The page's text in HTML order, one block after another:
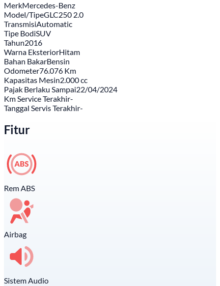
MerkMercedes-Benz
Model/TipeGLC250 2.0
TransmisiAutomatic
Tipe BodiSUV
Tahun2016
Warna EksteriorHitam
Bahan BakarBensin
Odometer76.076 Km
Kapasitas Mesin2.000 cc
Pajak Berlaku Sampai22/04/2024
Km Service Terakhir-
Tanggal Servis Terakhir-
Fitur
Rem ABS
Airbag
Sistem Audio